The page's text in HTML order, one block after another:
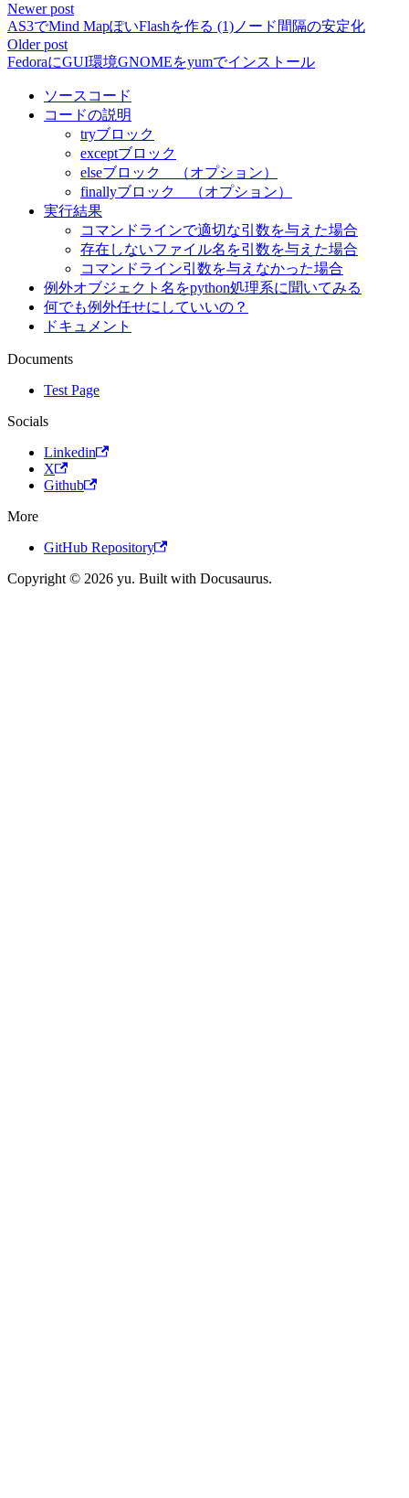
Newer post
AS3でMind MapぽいFlashを作る (1)ノード間隔の安定化
Older post
FedoraにGUI環境GNOMEをyumでインストール
ソースコード
コードの説明
tryブロック
exceptブロック
elseブロック （オプション）
finallyブロック （オプション）
実行結果
コマンドラインで適切な引数を与えた場合
存在しないファイル名を引数を与えた場合
コマンドライン引数を与えなかった場合
例外オブジェクト名をpython処理系に聞いてみる
何でも例外任せにしていいの？
ドキュメント
Documents
Test Page
Socials
Linkedin
X
Github
More
GitHub Repository
Copyright © 2026 yu. Built with Docusaurus.